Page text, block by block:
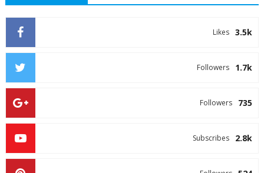
3.5k
Likes
1.7k
Followers
735
Followers
2.8k
Subscribes